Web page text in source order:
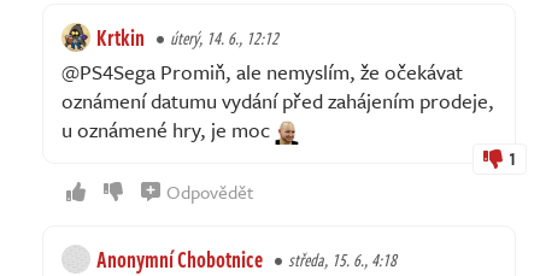
Krtkin úterý, 14. 6., 12:12
@PS4Sega Promiň, ale nemyslím, že očekávat
oznámení datumu vydání před zahájením prodeje,
u oznámené hry, je moc
1
Odpovědět
Anonymní Chobotnice středa, 15. 6., 4:18